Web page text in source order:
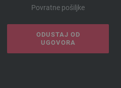
Povratne pošiljke
ODUSTAJ OD
UGOVORA